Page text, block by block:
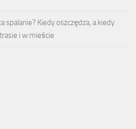
spalanie? Kiedy oszczędza, a kiedy
i w mieście